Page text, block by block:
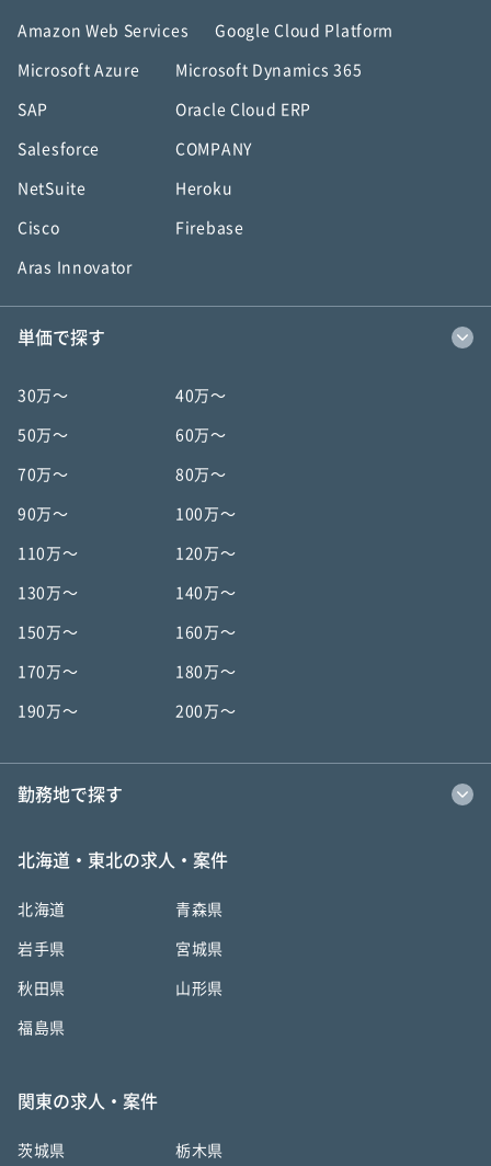
Amazon Web Services Google Cloud Platform
Microsoft Azure Microsoft Dynamics 365
SAP Oracle Cloud ERP
Salesforce COMPANY
NetSuite Heroku
Cisco Firebase
Aras Innovator
単価で探す
30万〜 40万〜
50万〜 60万〜
70万〜 80万〜
90万〜 100万〜
110万〜 120万〜
130万〜 140万〜
150万〜 160万〜
170万〜 180万〜
190万〜 200万〜
勤務地で探す
北海道・東北の求人・案件
北海道 青森県
岩手県 宮城県
秋田県 山形県
福島県
関東の求人・案件
茨城県 栃木県